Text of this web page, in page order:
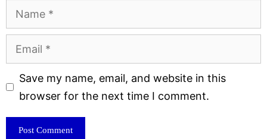
Name
Email
Website
Save my name, email, and website in this
browser for the next time I comment.